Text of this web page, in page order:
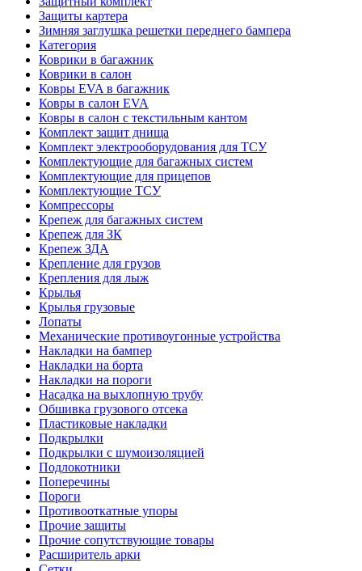
Защиты картера
Зимняя заглушка решетки переднего бампера
Категория
Коврики в багажник
Коврики в салон
Ковры EVA в багажник
Ковры в салон EVA
Ковры в салон с текстильным кантом
Комплект защит днища
Комплект электрооборудования для ТСУ
Комплектующие для багажных систем
Комплектующие для прицепов
Комплектующие ТСУ
Компрессоры
Крепеж для багажных систем
Крепеж для ЗК
Крепеж ЗДА
Крепление для грузов
Крепления для лыж
Крылья
Крылья грузовые
Лопаты
Механические противоугонные устройства
Накладки на бампер
Накладки на борта
Накладки на пороги
Насадка на выхлопную трубу
Обшивка грузового отсека
Пластиковые накладки
Подкрылки
Подкрылки с шумоизоляцией
Подлокотники
Поперечины
Пороги
Противооткатные упоры
Прочие защиты
Прочие сопутствующие товары
Расширитель арки